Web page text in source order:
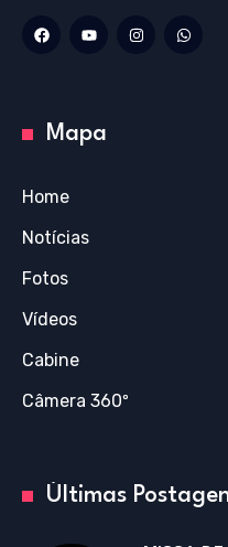
Mapa
Home
Notícias
Fotos
Vídeos
Cabine
Câmera 360º
Últimas